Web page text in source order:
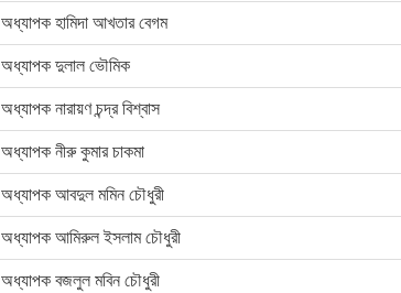
অধ্যাপক হামিদা আখতার বেগম
অধ্যাপক দুলাল ভৌমিক
অধ্যাপক নারায়ণ চন্দ্র বিশ্বাস
অধ্যাপক নীরু কুমার চাকমা
অধ্যাপক আবদুল মমিন চৌধুরী
অধ্যাপক আমিরুল ইসলাম চৌধুরী
অধ্যাপক বজলুল মবিন চৌধুরী